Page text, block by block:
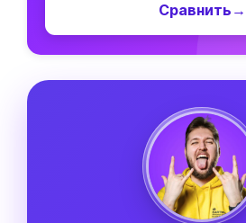
Сравнить →